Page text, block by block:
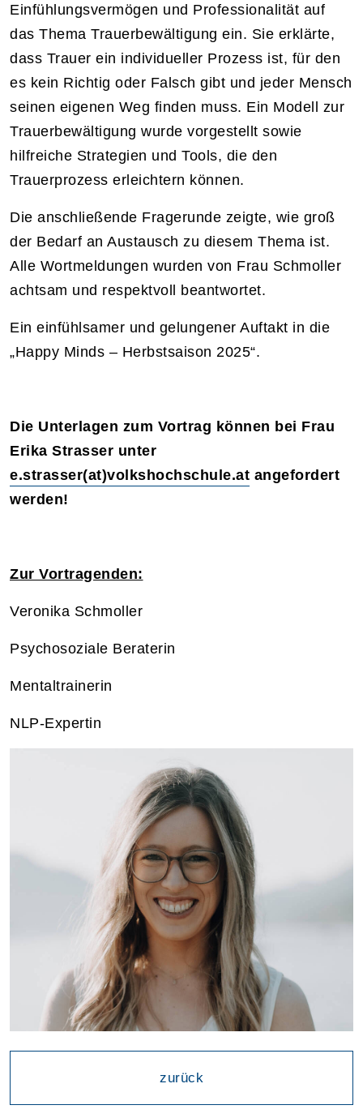
Einfühlungsvermögen und Professionalität auf
das Thema Trauerbewältigung ein. Sie erklärte,
dass Trauer ein individueller Prozess ist, für den
es kein Richtig oder Falsch gibt und jeder Mensch
seinen eigenen Weg finden muss. Ein Modell zur
Trauerbewältigung wurde vorgestellt sowie
hilfreiche Strategien und Tools, die den
Trauerprozess erleichtern können.
Die anschließende Fragerunde zeigte, wie groß
der Bedarf an Austausch zu diesem Thema ist.
Alle Wortmeldungen wurden von Frau Schmoller
achtsam und respektvoll beantwortet.
Ein einfühlsamer und gelungener Auftakt in die
„Happy Minds – Herbstsaison 2025“.
Die Unterlagen zum Vortrag können bei Frau
Erika Strasser unter
e.strasser(at)volkshochschule.at angefordert
werden!
Zur Vortragenden:
Veronika Schmoller
Psychosoziale Beraterin
Mentaltrainerin
NLP-Expertin
zurück